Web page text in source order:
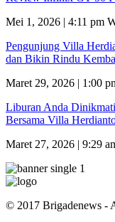
Mei 1, 2026 | 4:11 pm
Pengunjung Villa
dan Bikin Rindu
Maret 29, 2026 | 1:00
Liburan Anda Dinikmati
Bersama Villa
Maret 27, 2026 | 9:29
© 2017 Brigadenews -